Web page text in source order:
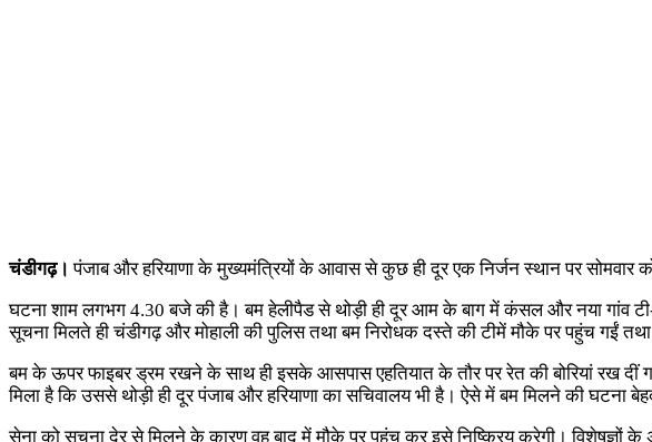
चंडीगढ़। पंजाब और हरियाणा के मुख्यमंत्रियों के आवास से कुछ ही दूर एक निर्जन स्थान पर
घटना शाम लगभग 4.30 बजे की है। बम हेलीपैड से थोड़ी ही दूर आम के बाग में कंसल और नया गांव
सूचना मिलते ही चंडीगढ़ और मोहाली की पुलिस तथा बम निरोधक दस्ते की टीमें मौके पर पहुंच गईं
बम के ऊपर फाइबर ड्रम रखने के साथ ही इसके आसपास एहतियात के तौर पर रेत की बोरियां रख
मिला है कि उससे थोड़ी ही दूर पंजाब और हरियाणा का सचिवालय भी है। ऐसे में बम मिलने की घटना
सेना को सूचना देर से मिलने के कारण वह बाद में मौके पर पहुंच कर इसे निष्क्रिय करेगी।